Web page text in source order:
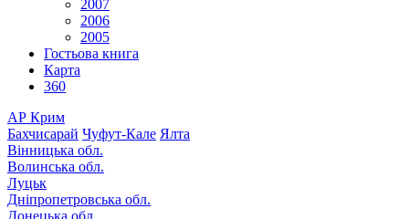
2007
2006
2005
Гостьова книга
Карта
360
АР Крим
Бахчисарай Чуфут-Кале Ялта
Вінницька обл.
Волинська обл.
Луцьк
Дніпропетровська обл.
Донецька обл.